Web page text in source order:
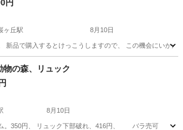
円
ヶ丘駅 8月10日
新品で購入するとけっこうしますので、 この機会にい
桜ヶ丘駅
物の森、リュック
8月10日
。350円、 リュック下部破れ、416円、 バラ売可